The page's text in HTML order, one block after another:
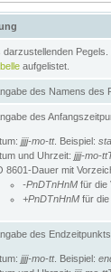
darzustellenden
aufgelistet.
des Namens des
des
jjjj-mo-tt. Beispiel:
und Uhrzeit: jjjj-mo-
8601-Dauer mit
-PnDTnHnM für die
+PnDTnHnM für die
des
jjjj-mo-tt. Beispiel: